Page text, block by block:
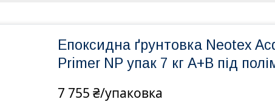
Епоксидна ґрунтовка Neotex
Primer NP упак 7 кг А+В під
7 755 ₴/упаковка